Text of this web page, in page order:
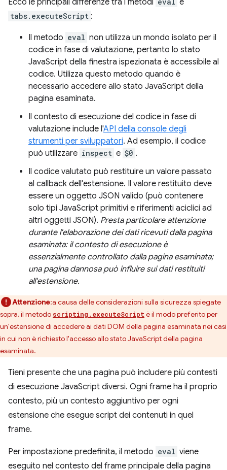
Ecco le principali differenze tra i metodi e
tabs.executeScript :
Il metodo eval non utilizza un mondo isolato per il
codice in fase di valutazione, pertanto lo stato
JavaScript della finestra ispezionata è accessibile al
codice. Utilizza questo metodo quando è
necessario accedere allo stato JavaScript della
pagina esaminata.
Il contesto di esecuzione del codice in fase di
valutazione include l'API della console degli
strumenti per sviluppatori. Ad esempio, il codice
può utilizzare inspect e $0 .
Il codice valutato può restituire un valore passato
al callback dell'estensione. Il valore restituito deve
essere un oggetto JSON valido (può contenere
solo tipi JavaScript primitivi e riferimenti aciclici ad
altri oggetti JSON). Presta particolare attenzione
durante l'elaborazione dei dati ricevuti dalla pagina
esaminata: il contesto di esecuzione è
essenzialmente controllato dalla pagina esaminata;
una pagina dannosa può influire sui dati restituiti
all'estensione.
Attenzione:a causa delle considerazioni sulla sicurezza spiegate
sopra, il metodo scripting.executeScript è il modo preferito per
un'estensione di accedere ai dati DOM della pagina esaminata nei casi
in cui non è richiesto l'accesso allo stato JavaScript della pagina
esaminata.
Tieni presente che una pagina può includere più contesti
di esecuzione JavaScript diversi. Ogni frame ha il proprio
contesto, più un contesto aggiuntivo per ogni
estensione che esegue script dei contenuti in quel
frame.
Per impostazione predefinita, il metodo eval viene
eseguito nel contesto del frame principale della pagina